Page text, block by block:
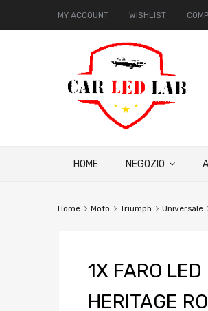
MY ACCOUNT WISHLIST
HOME NEGOZIO
Home Moto Triumph Universale
1X FARO
HERITAGE